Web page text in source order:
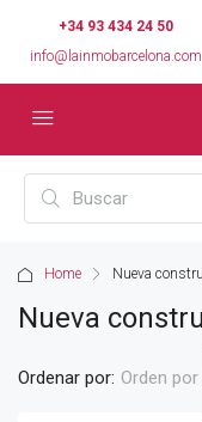
+34 93 434 24 50
info@lainmobarcelona.com
Home Nueva
Nueva
Ordenar por: Orden